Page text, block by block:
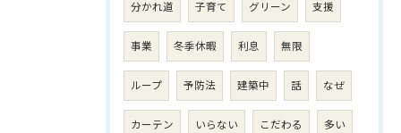
分かれ道 子育て グリーン 支援
事業 冬季休暇 利息 無限
ループ 予防法 建築中 話 なぜ
カーテン いらない こだわる 多い